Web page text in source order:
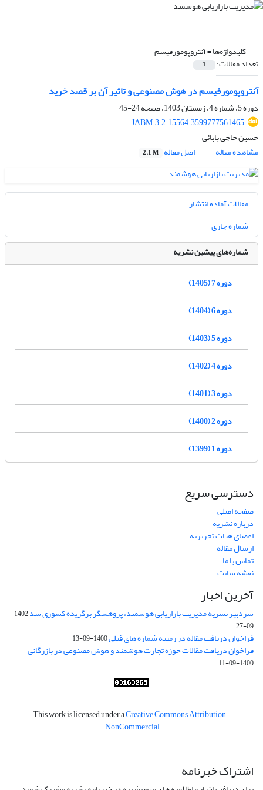
کلیدواژه‌ها =آنتروپومورفیسم
تعداد مقالات: 1
آنتروپومورفیسم در هوش مصنوعی و تاثیر آن بر قصد خرید
دوره 5، شماره 4، زمستان 1403، صفحه
24-45
JABM.3.2.15564.3599777561465
حسین حاجی بابائی
مشاهده مقاله
اصل مقاله 2.1 M
مقالات آماده انتشار
شماره جاری
شماره‌های پیشین نشریه
دوره 7 (1405)
دوره 6 (1404)
دوره 5 (1403)
دوره 4 (1402)
دوره 3 (1401)
دوره 2 (1400)
دوره 1 (1399)
دسترسی سریع
صفحه اصلی
درباره نشریه
اعضای هیات تحریریه
ارسال مقاله
تماس با ما
نقشه سایت
آخرین اخبار
سردبیر نشریه مدیریت بازاریابی هوشمند، پژوهشگر برگزیده کشوری شد
1402-
09-27
فراخوان دریافت مقاله در زمینه شماره های قبلی1400-09-13
فراخوان دریافت مقالات حوزه تجارت هوشمند و هوش مصنوعی در بازرگانی
1400-09-11
This work is licensed under aCreative Commons Attribution-
NonCommercial
اشتراک خبرنامه